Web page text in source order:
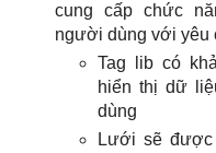
cung cấp chức
người dùng với yêu
Tag lib có
hiển thị dữ
dùng
Lưới sẽ